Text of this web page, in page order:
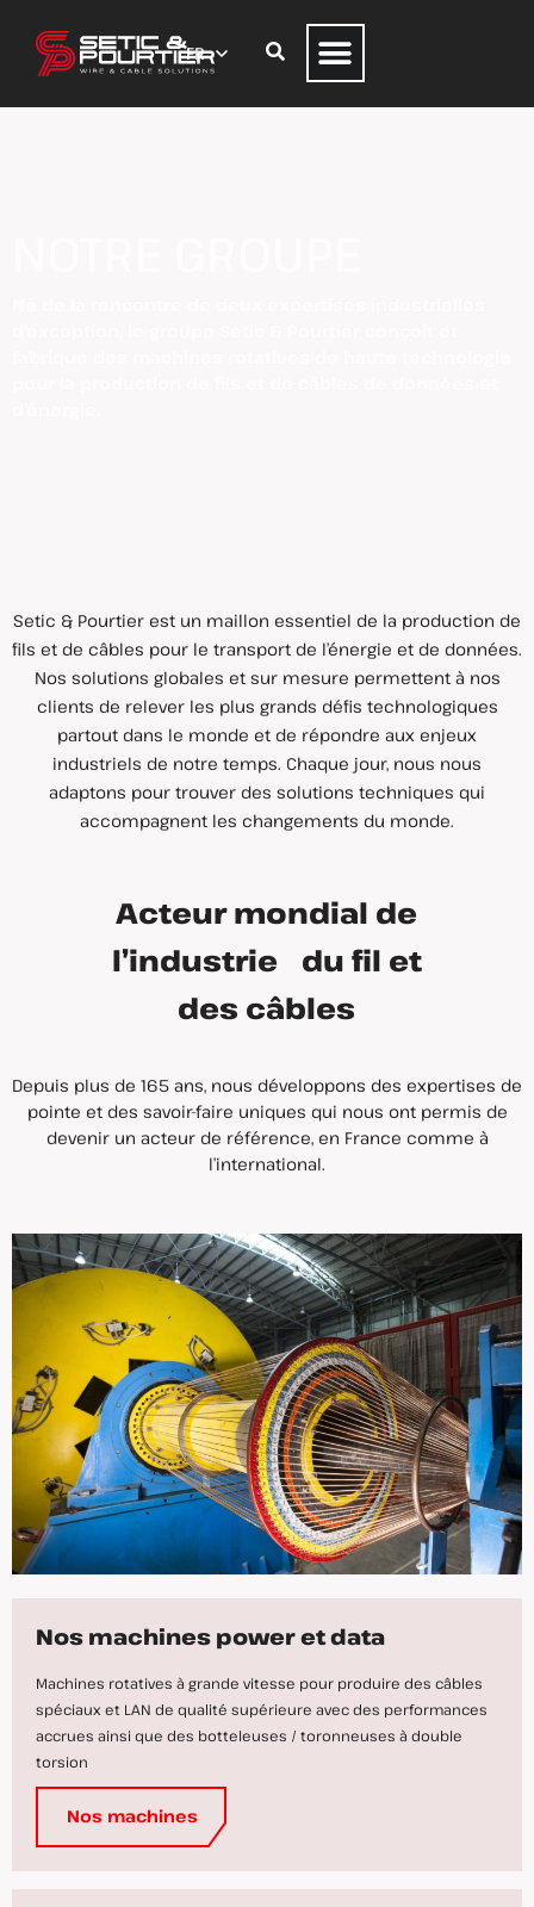
Setic & Pourtier est un maillon essentiel de la production de
fils et de câbles pour le transport de l’énergie et de données.
Nos solutions globales et sur mesure permettent à nos
clients de relever les plus grands défis technologiques
partout dans le monde et de répondre aux enjeux
industriels de notre temps. Chaque jour, nous nous
adaptons pour trouver des solutions techniques qui
accompagnent les changements du monde.
Acteur mondial de
l’industrie du fil et
des câbles
Depuis plus de 165 ans, nous développons des expertises de
pointe et des savoir-faire uniques qui nous ont permis de
devenir un acteur de référence, en France comme à
l’international.
Nos machines power et data
Machines rotatives à grande vitesse pour produire des câbles
spéciaux et LAN de qualité supérieure avec des performances
accrues ainsi que des botteleuses / toronneuses à double
torsion
Nos machines